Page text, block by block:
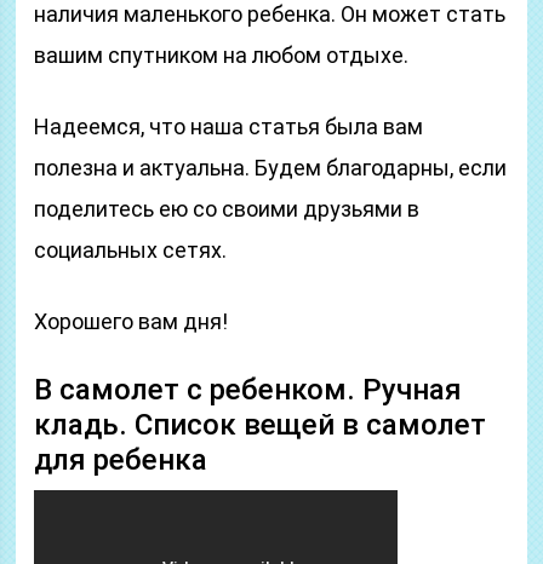
наличия маленького ребенка. Он может стать
вашим спутником на любом отдыхе.
Надеемся, что наша статья была вам
полезна и актуальна. Будем благодарны, если
поделитесь ею со своими друзьями в
социальных сетях.
Хорошего вам дня!
В самолет с ребенком. Ручная
кладь. Список вещей в самолет
для ребенка